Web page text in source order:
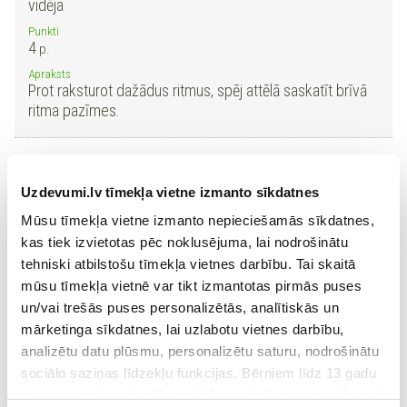
Uzdevumi.lv tīmekļa vietne izmanto sīkdatnes
Mūsu tīmekļa vietne izmanto nepieciešamās sīkdatnes,
kas tiek izvietotas pēc noklusējuma, lai nodrošinātu
tehniski atbilstošu tīmekļa vietnes darbību. Tai skaitā
mūsu tīmekļa vietnē var tikt izmantotas pirmās puses
un/vai trešās puses personalizētās, analītiskās un
mārketinga sīkdatnes, lai uzlabotu vietnes darbību,
analizētu datu plūsmu, personalizētu saturu, nodrošinātu
sociālo saziņas līdzekļu funkcijas. Bērniem līdz 13 gadu
vidēja
Punkti
4 p.
Apraksts
Prot raksturot dažādus ritmus, spēj attēlā saskatīt brīvā
ritma pazīmes.
Statiskais ritms
Tips
2. izziņas līmenis
Grūtības pakāpe
vidēja
Punkti
3p.
Apraksts